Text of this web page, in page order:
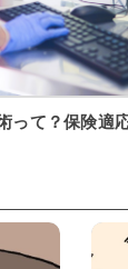
って？保険適